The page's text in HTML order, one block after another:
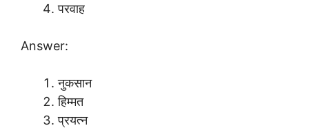
परवाह
Answer:
नुकसान
हिम्मत
प्रयत्न